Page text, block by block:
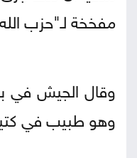
مفخخة لـ"حزب
وهو طبيب في كتيبة شاكيد (424)، لواء